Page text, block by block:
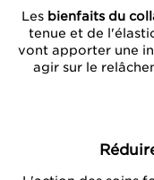
Les bienfaits du
tenue et de
vont apporter une
agir sur le